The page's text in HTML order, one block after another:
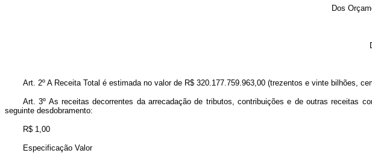
Dos
Art. 2º A Receita Total é estimada no valor de R$ 320.177.759.963,00 (trezentos e vinte bilhões,
Art. 3º As receitas decorrentes da arrecadação de tributos, contribuições e de outras
seguinte desdobramento:
R$ 1,00
Especificação Valor